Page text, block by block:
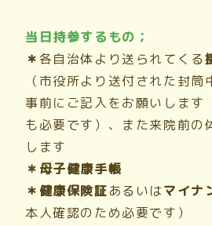
当日持参するもの；
＊ 各自治体より送られてくる
（市役所より送付された封筒
事前にご記入をお願いします
も必要です）、また来院前の
します
＊母子健康手帳
＊健康保険証あるいはマイナ
本人確認のため必要です）